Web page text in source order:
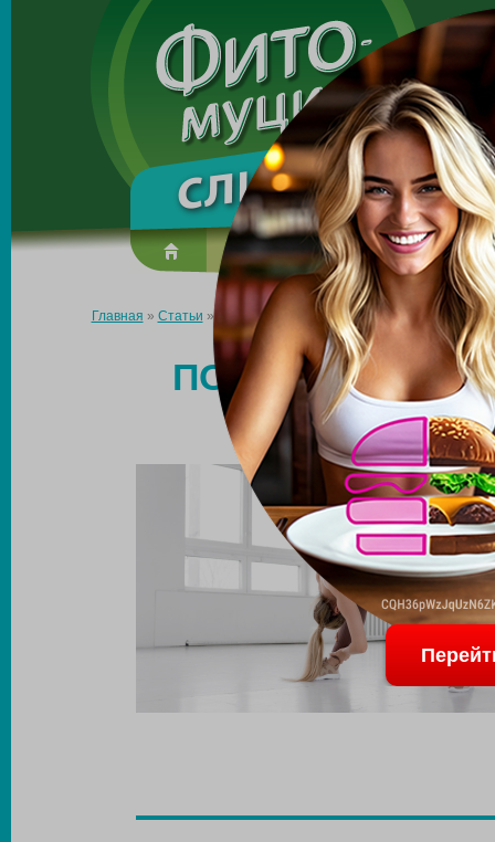
Made in the UK
О препарате Усиль эффект
Главная » Статьи »Почему при снижении калорий не уходит
ПОЧЕМУ ПРИ